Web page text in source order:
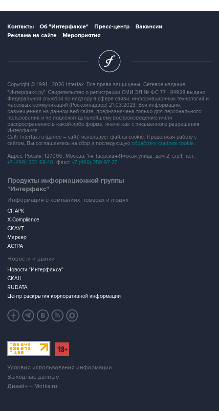
Контакты Об "Интерфаксе" Пресс-центр
Вакансии
Реклама на сайте
Мероприятия
Copyright © 1991—2026 Interfax. Все права защищены. Сетевое издание
"Интерфакс.ру". Свидетельство о регистрации СМИ ЭЛ № ФС 77 - 84928 выдано
Федеральной службой по надзору в сфере связи, информационных технологий и
массовых коммуникаций (Роскомнадзор) 21.03.2023. Вся информация,
размещенная на данном веб-сайте, предназначена только для персонального
пользования и не подлежит дальнейшему воспроизведению и/или
распространению в какой-либо форме, иначе как с письменного разрешения
Интерфакса.
Сайт Interfax.ru (далее – сайт) использует файлы cookie. Продолжая работу с
сайтом, Вы соглашаетесь на сбор и последующую обработку файлов cookie.
Адрес: Россия, 127006, Москва, 1-я Тверская-Ямская улица, дом 2, стр.1, тел.:
+7 (499) 250-98-40, факс: +7 (499) 250-97-27
Продукты информационной группы
"Интерфакс"
Информация о компаниях, товарах и людях
СПАРК
X-Compliance
СКАУТ
Маркер
АСТРА
Новости и рынки
Новости "Интерфакса"
СКАН
RUDATA
Центр раскрытия корпоративной информации
Условия использования информации
Выходные данные
Дизайн – Motka.ru